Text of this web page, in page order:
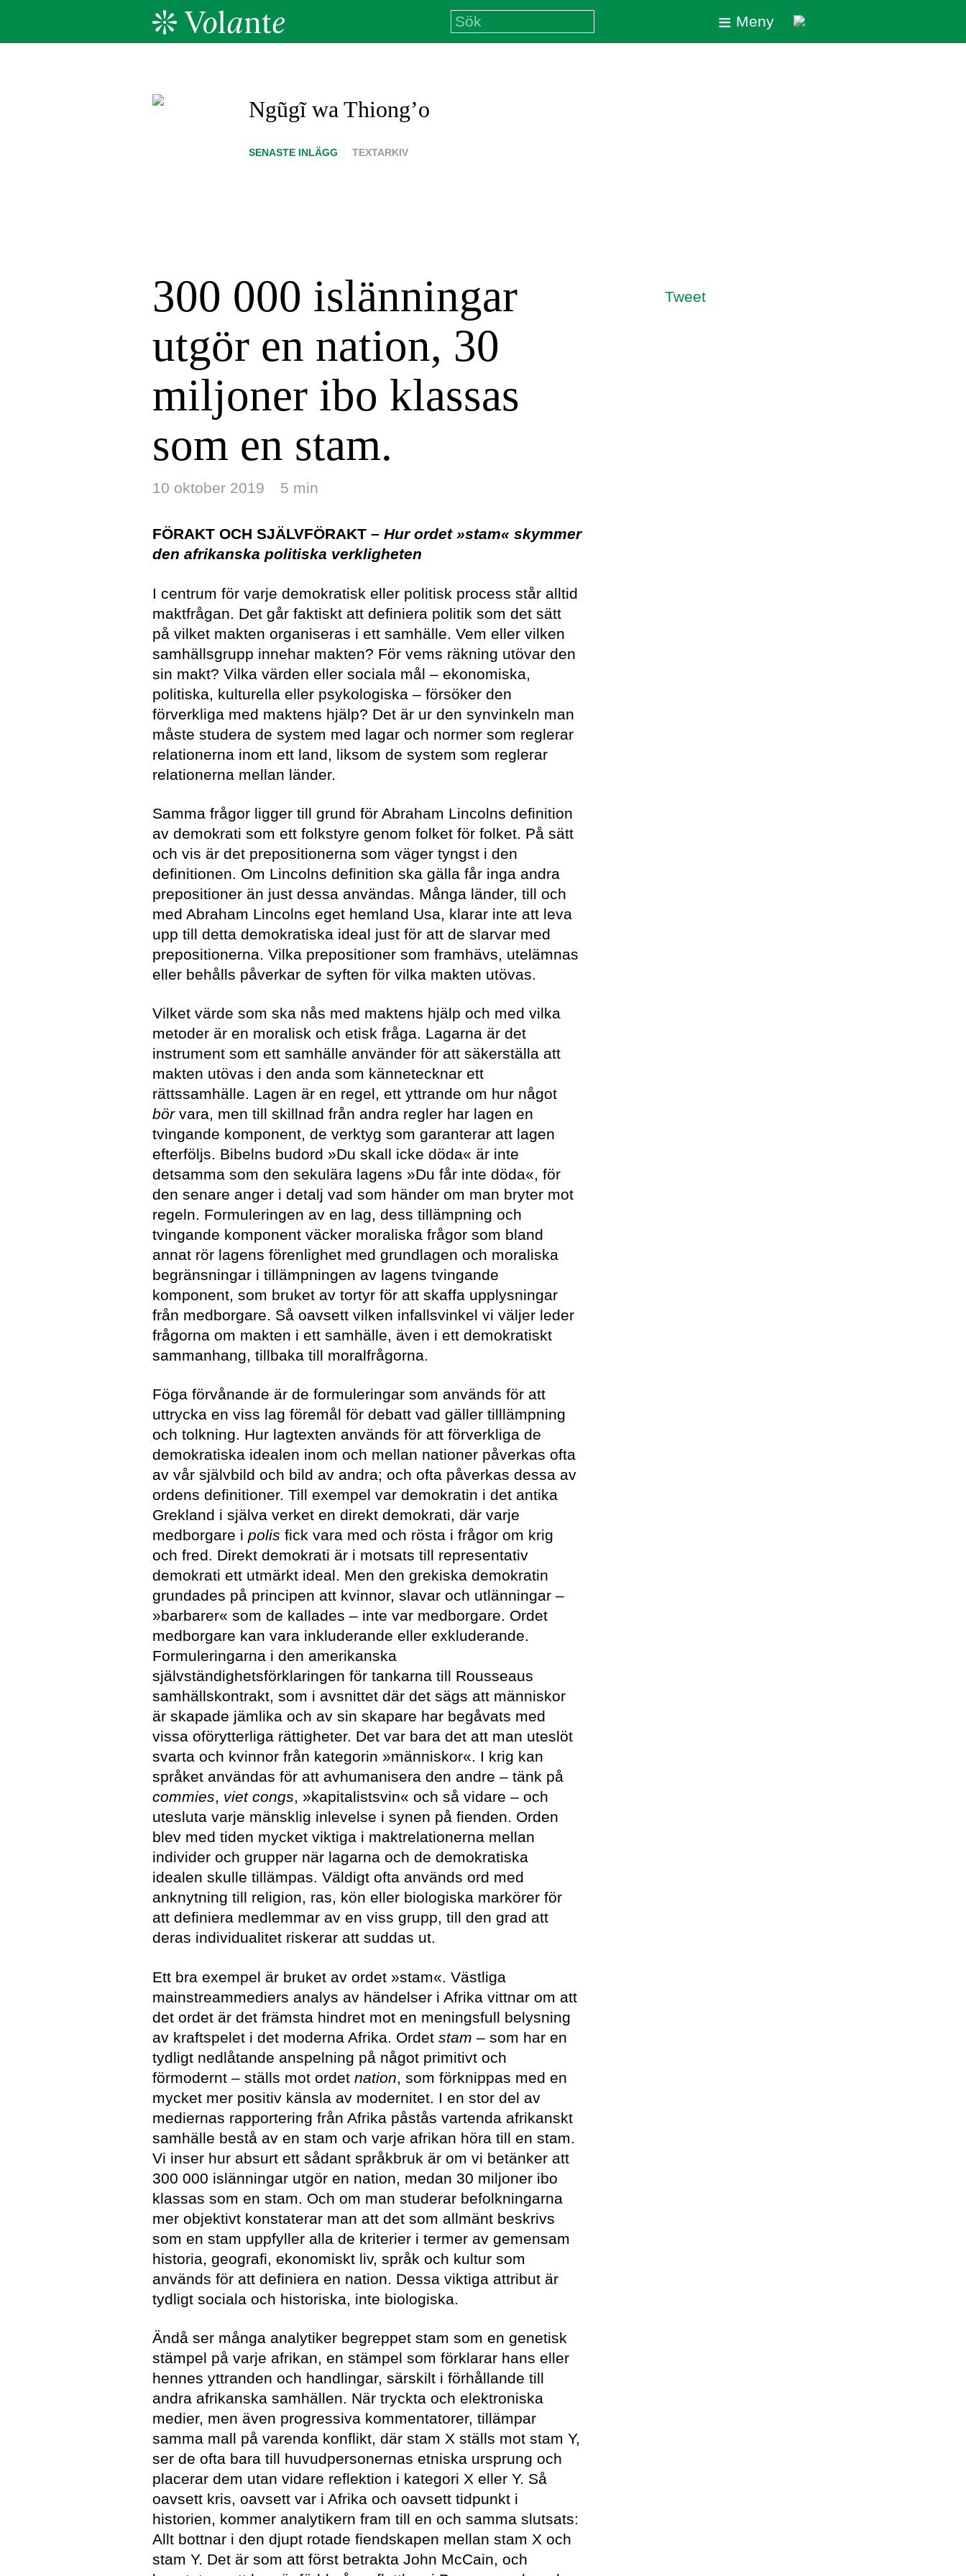
≡ Meny
Ngũgĩ wa Thiong’o
SENASTE INLÄGG TEXTARKIV
300 000 islänningar
utgör en nation, 30
miljoner ibo klassas
som en stam.
10 oktober 2019 5 min
FÖRAKT OCH SJÄLVFÖRAKT – Hur ordet »stam« skymmer
den afrikanska politiska verkligheten
I centrum för varje demokratisk eller politisk process står alltid
maktfrågan. Det går faktiskt att definiera politik som det sätt
på vilket makten organiseras i ett samhälle. Vem eller vilken
samhällsgrupp innehar makten? För vems räkning utövar den
sin makt? Vilka värden eller sociala mål – ekonomiska,
politiska, kulturella eller psykologiska – försöker den
förverkliga med maktens hjälp? Det är ur den synvinkeln man
måste studera de system med lagar och normer som reglerar
relationerna inom ett land, liksom de system som reglerar
relationerna mellan länder.
Samma frågor ligger till grund för Abraham Lincolns definition
av demokrati som ett folkstyre genom folket för folket. På sätt
och vis är det prepositionerna som väger tyngst i den
definitionen. Om Lincolns definition ska gälla får inga andra
prepositioner än just dessa användas. Många länder, till och
med Abraham Lincolns eget hemland Usa, klarar inte att leva
upp till detta demokratiska ideal just för att de slarvar med
prepositionerna. Vilka prepositioner som framhävs, utelämnas
eller behålls påverkar de syften för vilka makten utövas.
Vilket värde som ska nås med maktens hjälp och med vilka
metoder är en moralisk och etisk fråga. Lagarna är det
instrument som ett samhälle använder för att säkerställa att
makten utövas i den anda som kännetecknar ett
rättssamhälle. Lagen är en regel, ett yttrande om hur något
bör vara, men till skillnad från andra regler har lagen en
tvingande komponent, de verktyg som garanterar att lagen
efterföljs. Bibelns budord »Du skall icke döda« är inte
detsamma som den sekulära lagens »Du får inte döda«, för
den senare anger i detalj vad som händer om man bryter mot
regeln. Formuleringen av en lag, dess tillämpning och
tvingande komponent väcker moraliska frågor som bland
annat rör lagens förenlighet med grundlagen och moraliska
begränsningar i tillämpningen av lagens tvingande
komponent, som bruket av tortyr för att skaffa upplysningar
från medborgare. Så oavsett vilken infallsvinkel vi väljer leder
frågorna om makten i ett samhälle, även i ett demokratiskt
sammanhang, tillbaka till moralfrågorna.
Föga förvånande är de formuleringar som används för att
uttrycka en viss lag föremål för debatt vad gäller tilllämpning
och tolkning. Hur lagtexten används för att förverkliga de
demokratiska idealen inom och mellan nationer påverkas ofta
av vår självbild och bild av andra; och ofta påverkas dessa av
ordens definitioner. Till exempel var demokratin i det antika
Grekland i själva verket en direkt demokrati, där varje
medborgare i polis fick vara med och rösta i frågor om krig
och fred. Direkt demokrati är i motsats till representativ
demokrati ett utmärkt ideal. Men den grekiska demokratin
grundades på principen att kvinnor, slavar och utlänningar –
»barbarer« som de kallades – inte var medborgare. Ordet
medborgare kan vara inkluderande eller exkluderande.
Formuleringarna i den amerikanska
självständighetsförklaringen för tankarna till Rousseaus
samhällskontrakt, som i avsnittet där det sägs att människor
är skapade jämlika och av sin skapare har begåvats med
vissa oförytterliga rättigheter. Det var bara det att man uteslöt
svarta och kvinnor från kategorin »människor«. I krig kan
språket användas för att avhumanisera den andre – tänk på
commies, viet congs, »kapitalistsvin« och så vidare – och
utesluta varje mänsklig inlevelse i synen på fienden. Orden
blev med tiden mycket viktiga i maktrelationerna mellan
individer och grupper när lagarna och de demokratiska
idealen skulle tillämpas. Väldigt ofta används ord med
anknytning till religion, ras, kön eller biologiska markörer för
att definiera medlemmar av en viss grupp, till den grad att
deras individualitet riskerar att suddas ut.
Ett bra exempel är bruket av ordet »stam«. Västliga
mainstreammediers analys av händelser i Afrika vittnar om att
det ordet är det främsta hindret mot en meningsfull belysning
av kraftspelet i det moderna Afrika. Ordet stam – som har en
tydligt nedlåtande anspelning på något primitivt och
förmodernt – ställs mot ordet nation , som förknippas med en
mycket mer positiv känsla av modernitet. I en stor del av
mediernas rapportering från Afrika påstås vartenda afrikanskt
samhälle bestå av en stam och varje afrikan höra till en stam.
Vi inser hur absurt ett sådant språkbruk är om vi betänker att
300 000 islänningar utgör en nation, medan 30 miljoner ibo
klassas som en stam. Och om man studerar befolkningarna
mer objektivt konstaterar man att det som allmänt beskrivs
som en stam uppfyller alla de kriterier i termer av gemensam
historia, geografi, ekonomiskt liv, språk och kultur som
används för att definiera en nation. Dessa viktiga attribut är
tydligt sociala och historiska, inte biologiska.
Ändå ser många analytiker begreppet stam som en genetisk
stämpel på varje afrikan, en stämpel som förklarar hans eller
hennes yttranden och handlingar, särskilt i förhållande till
andra afrikanska samhällen. När tryckta och elektroniska
medier, men även progressiva kommentatorer, tillämpar
samma mall på varenda konflikt, där stam X ställs mot stam Y,
ser de ofta bara till huvudpersonernas etniska ursprung och
placerar dem utan vidare reflektion i kategori X eller Y. Så
oavsett kris, oavsett var i Afrika och oavsett tidpunkt i
historien, kommer analytikern fram till en och samma slutsats:
Allt bottnar i den djupt rotade fiendskapen mellan stam X och
stam Y. Det är som att först betrakta John McCain, och
Tweet